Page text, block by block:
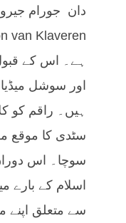
ہے۔ اس کے
اور سوشل
ہیں۔ راقم کو
سٹدی کا موقع
سوچا۔ اس
اسلام کے بارے
سے متعلق اپنے